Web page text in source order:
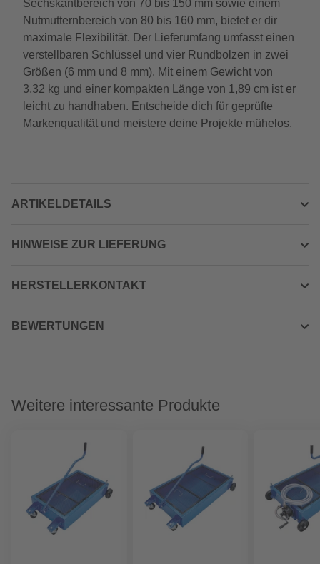
Sechskantbereich von 70 bis 150 mm sowie einem
Nutmutternbereich von 80 bis 160 mm, bietet er dir
maximale Flexibilität. Der Lieferumfang umfasst einen
verstellbaren Schlüssel und vier Rundbolzen in zwei
Größen (6 mm und 8 mm). Mit einem Gewicht von
3,32 kg und einer kompakten Länge von 1,89 cm ist er
leicht zu handhaben. Entscheide dich für geprüfte
Markenqualität und meistere deine Projekte mühelos.
ARTIKELDETAILS
HINWEISE ZUR LIEFERUNG
HERSTELLERKONTAKT
BEWERTUNGEN
Weitere interessante Produkte